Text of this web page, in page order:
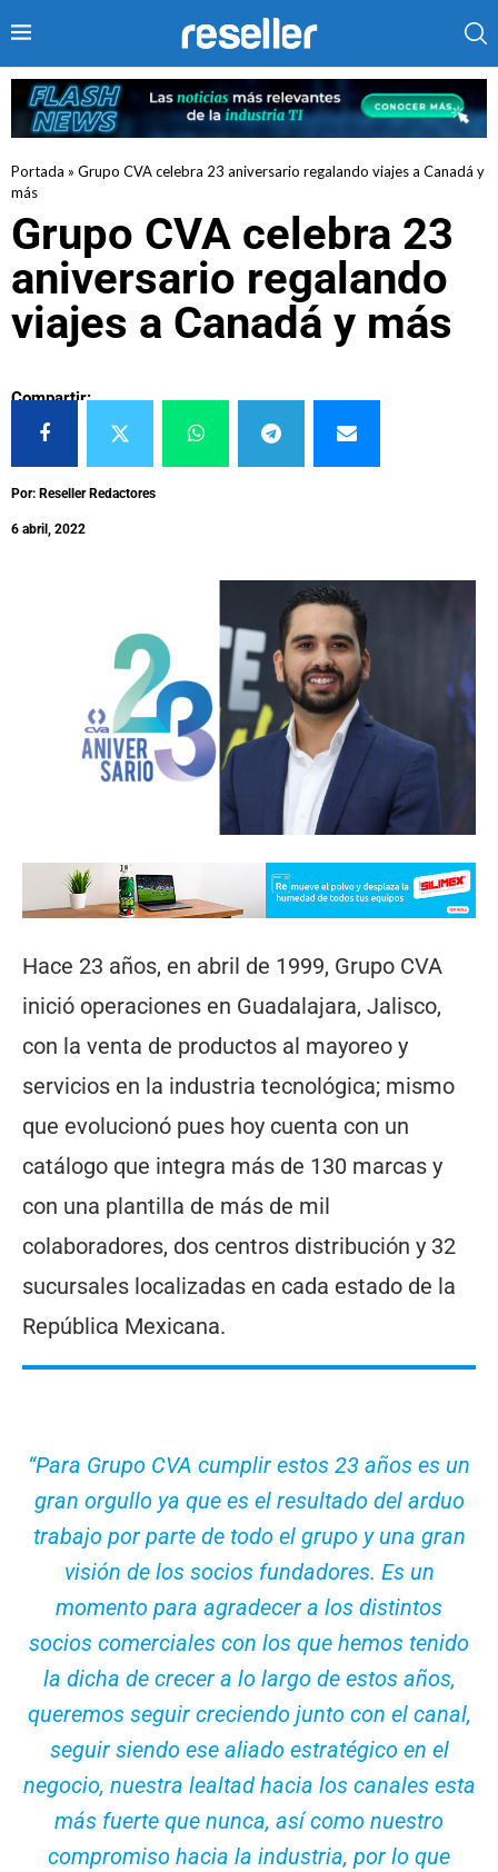
Portada » Grupo CVA celebra 23 aniversario regalando viajes a Canadá y
más
Grupo CVA celebra 23
aniversario regalando
viajes a Canadá y más
Compartir:
Por: Reseller Redactores
6 abril, 2022
Hace 23 años, en abril de 1999, Grupo CVA
inició operaciones en Guadalajara, Jalisco,
con la venta de productos al mayoreo y
servicios en la industria tecnológica; mismo
que evolucionó pues hoy cuenta con un
catálogo que integra más de 130 marcas y
con una plantilla de más de mil
colaboradores, dos centros distribución y 32
sucursales localizadas en cada estado de la
República Mexicana.
“Para Grupo CVA cumplir estos 23 años es un
gran orgullo ya que es el resultado del arduo
trabajo por parte de todo el grupo y una gran
visión de los socios fundadores. Es un
momento para agradecer a los distintos
socios comerciales con los que hemos tenido
la dicha de crecer a lo largo de estos años,
queremos seguir creciendo junto con el canal,
seguir siendo ese aliado estratégico en el
negocio, nuestra lealtad hacia los canales esta
más fuerte que nunca, así como nuestro
compromiso hacia la industria, por lo que